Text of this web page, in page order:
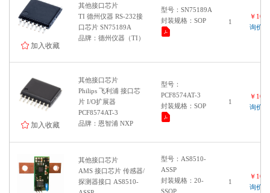
加入收藏
其他接口芯片
TI 德州仪器 RS-232接
口芯片 SN75189A
品牌：德州仪器（TI）
型号：SN75189A
封装规格：SOP
1
￥
询价
加入收藏
其他接口芯片
Philips 飞利浦 接口芯
片 I/O扩展器
PCF8574AT-3
品牌：恩智浦 NXP
型号：
PCF8574AT-3
封装规格：SOP
1
￥
询价
其他接口芯片
AMS 接口芯片 传感器/
探测器接口 AS8510-
型号：AS8510-
ASSP
封装规格：20-
SSOP
1
￥
询价